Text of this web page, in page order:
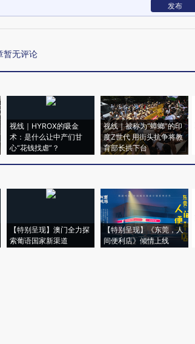
发布
暂无评论
视线｜HYROX的吸金
术：是什么让中产们甘
心“花钱找虐”？
视线｜被称为“蟑螂”的印
度Z世代 用街头抗争将教
育部长拱下台
【特别呈现】澳门全力探
索葡语国家新渠道
【特别呈现】《东莞，人
间便利店》倾情上线